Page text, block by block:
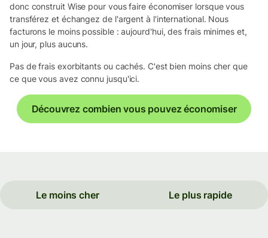
donc construit Wise pour vous faire économiser lorsque vous
transférez et échangez de l'argent à l'international. Nous
facturons le moins possible : aujourd'hui, des frais minimes et,
un jour, plus aucuns.
Pas de frais exorbitants ou cachés. C'est bien moins cher que
ce que vous avez connu jusqu'ici.
Découvrez combien vous pouvez économiser
Le moins cher Le plus rapide